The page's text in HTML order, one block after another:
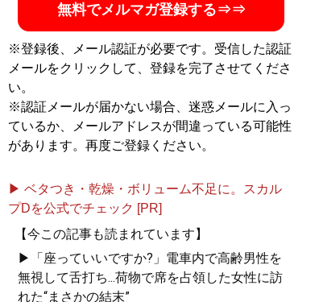
無料でメルマガ登録する⇒⇒
※登録後、メール認証が必要です。受信した認証
メールをクリックして、登録を完了させてくださ
い。
※認証メールが届かない場合、迷惑メールに入っ
ているか、メールアドレスが間違っている可能性
があります。再度ご登録ください。
▶ ベタつき・乾燥・ボリューム不足に。スカル
プDを公式でチェック [PR]
【今この記事も読まれています】
▶「座っていいですか?」電車内で高齢男性を
無視して舌打ち...荷物で席を占領した女性に訪
れた“まさかの結末”